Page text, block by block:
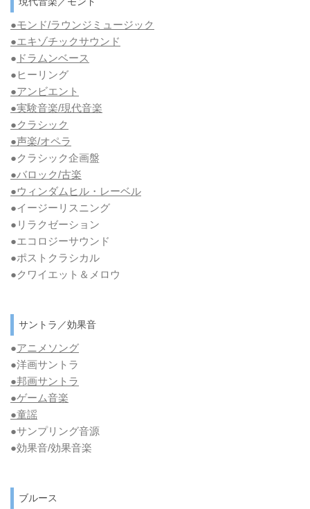
●モンド/ラウンジミュージック
●エキゾチックサウンド
● ドラムンベース
●ヒーリング
●アンビエント
●実験音楽/現代音楽
●クラシック
●声楽/オペラ
●クラシック企画盤
●バロック/古楽
●ウィンダムヒル・レーベル
●イージーリスニング
●リラクゼーション
●エコロジーサウンド
●ポストクラシカル
●クワイエット＆メロウ
サントラ／効果音
●アニメソング
●洋画サントラ
●邦画サントラ
●ゲーム音楽
●童謡
●サンプリング音源
●効果音/効果音楽
ブルース